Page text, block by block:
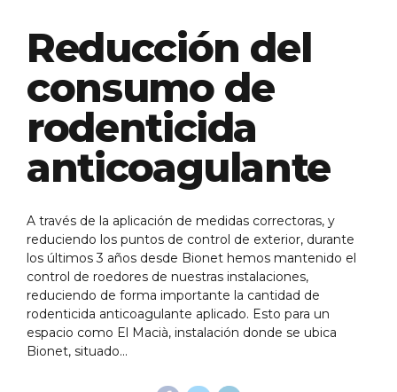
Reducción del
consumo de
rodenticida
anticoagulante
A través de la aplicación de medidas correctoras, y
reduciendo los puntos de control de exterior, durante
los últimos 3 años desde Bionet hemos mantenido el
control de roedores de nuestras instalaciones,
reduciendo de forma importante la cantidad de
rodenticida anticoagulante aplicado. Esto para un
espacio como El Macià, instalación donde se ubica
Bionet, situado...